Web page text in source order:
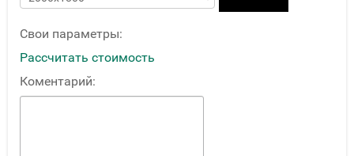
Свои параметры:
Рассчитать стоимость
Коментарий: